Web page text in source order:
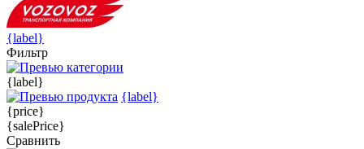
{label}
Фильтр
{label}
{label}
{price}
{salePrice}
Сравнить